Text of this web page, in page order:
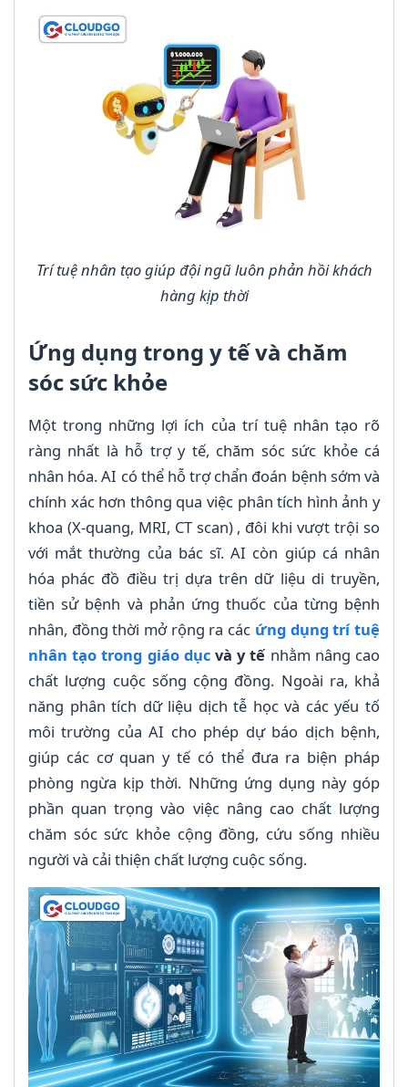
Trí tuệ nhân tạo giúp đội ngũ luôn phản hồi khách
hàng kịp thời
Ứng dụng trong y tế và chăm
sóc sức khỏe
Một trong những lợi ích của trí tuệ nhân tạo rõ
ràng nhất là hỗ trợ y tế, chăm sóc sức khỏe cá
nhân hóa. AI có thể hỗ trợ chẩn đoán bệnh sớm và
chính xác hơn thông qua việc phân tích hình ảnh y
khoa (X-quang, MRI, CT scan) , đôi khi vượt trội so
với mắt thường của bác sĩ. AI còn giúp cá nhân
hóa phác đồ điều trị dựa trên dữ liệu di truyền,
tiền sử bệnh và phản ứng thuốc của từng bệnh
nhân, đồng thời mở rộng ra các ứng dụng trí tuệ
nhân tạo trong giáo dụcvà y tếnhằm nâng cao
chất lượng cuộc sống cộng đồng. Ngoài ra, khả
năng phân tích dữ liệu dịch tễ học và các yếu tố
môi trường của AI cho phép dự báo dịch bệnh,
giúp các cơ quan y tế có thể đưa ra biện pháp
phòng ngừa kịp thời. Những ứng dụng này góp
phần quan trọng vào việc nâng cao chất lượng
chăm sóc sức khỏe cộng đồng, cứu sống nhiều
người và cải thiện chất lượng cuộc sống.